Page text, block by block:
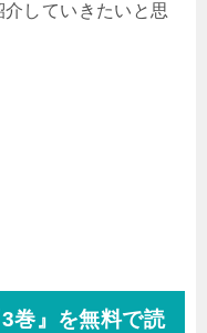
していきたいと思
巻』 を無料で読